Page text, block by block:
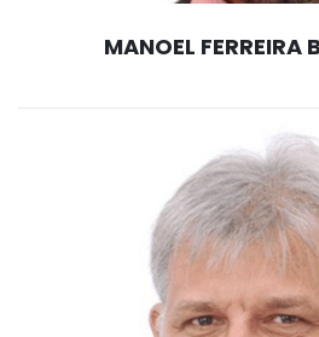
MANOEL FERREIRA